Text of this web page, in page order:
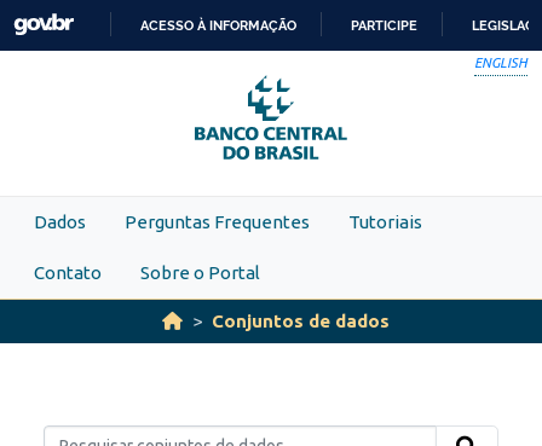
Skip to main content
PARA
O
CONTEÚDO
ACESSO À INFORMAÇÃO PARTICIPE
ENGLISH
Dados Perguntas Frequentes Tutoriais
Contato Sobre o Portal
Conjuntos de dados